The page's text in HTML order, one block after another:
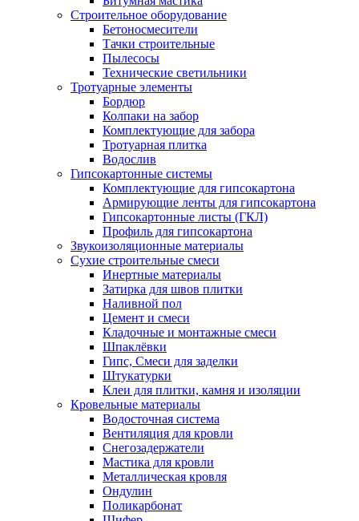
Строительное оборудование
Бетоносмесители
Тачки строительные
Пылесосы
Технические светильники
Тротуарные элементы
Бордюр
Колпаки на забор
Комплектующие для забора
Тротуарная плитка
Водослив
Гипсокартонные системы
Комплектующие для гипсокартона
Армирующие ленты для гипсокартона
Гипсокартонные листы (ГКЛ)
Профиль для гипсокартона
Звукоизоляционные материалы
Сухие строительные смеси
Инертные материалы
Затирка для швов плитки
Наливной пол
Цемент и смеси
Кладочные и монтажные смеси
Шпаклёвки
Гипс, Смеси для заделки
Штукатурки
Клеи для плитки, камня и изоляции
Кровельные материалы
Водосточная система
Вентиляция для кровли
Снегозадержатели
Мастика для кровли
Металлическая кровля
Ондулин
Поликарбонат